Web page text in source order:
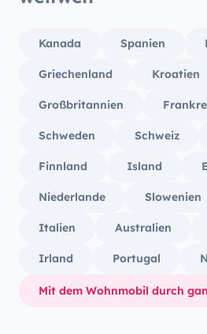
Kanada Spanien
Griechenland Kroatien
Großbritannien
Schweden Schweiz
Finnland Island
Niederlande Slowenien
Italien Australien
Irland Portugal
Mit dem Wohnmobil durch